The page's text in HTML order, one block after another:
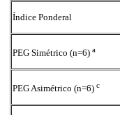
Índice Ponderal
PEG Simétrico (n=6) a
PEG Asimétrico (n=6) c